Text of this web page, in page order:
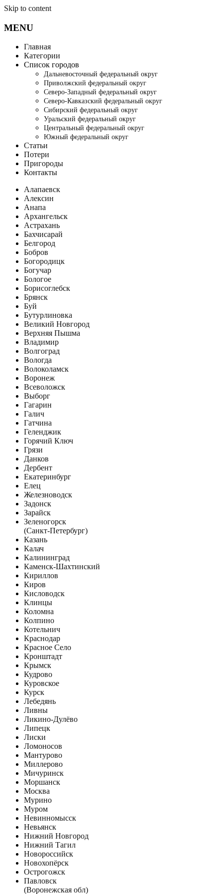
Skip to content
MENU
Главная
Категории
Список городов
Дальневосточный федеральный округ
Приволжский федеральный округ
Северо-Западный федеральный округ
Северо-Кавказский федеральный округ
Сибирский федеральный округ
Уральский федеральный округ
Центральный федеральный округ
Южный федеральный округ
Статьи
Потери
Пригороды
Контакты
Алапаевск
Алексин
Анапа
Архангельск
Астрахань
Бахчисарай
Белгород
Бобров
Богородицк
Богучар
Бологое
Борисоглебск
Брянск
Буй
Бутурлиновка
Великий Новгород
Верхняя Пышма
Владимир
Волгоград
Вологда
Волоколамск
Воронеж
Всеволожск
Выборг
Гагарин
Галич
Гатчина
Геленджик
Горячий Ключ
Грязи
Данков
Дербент
Екатеринбург
Елец
Железноводск
Задонск
Зарайск
Зеленогорск
(Санкт-Петербург)
Казань
Калач
Калининград
Каменск-Шахтинский
Кириллов
Киров
Кисловодск
Клинцы
Коломна
Колпино
Котельнич
Краснодар
Красное Село
Кронштадт
Крымск
Кудрово
Куровское
Курск
Лебедянь
Ливны
Ликино-Дулёво
Липецк
Лиски
Ломоносов
Мантурово
Миллерово
Мичуринск
Моршанск
Москва
Мурино
Муром
Невинномысск
Невьянск
Нижний Новгород
Нижний Тагил
Новороссийск
Новохопёрск
Острогожск
Павловск
(Воронежская обл)